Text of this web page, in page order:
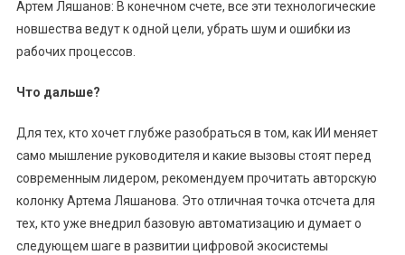
Артем Ляшанов: В конечном счете, все эти технологические
новшества ведут к одной цели, убрать шум и ошибки из
рабочих процессов.
Что дальше?
Для тех, кто хочет глубже разобраться в том, как ИИ меняет
само мышление руководителя и какие вызовы стоят перед
современным лидером, рекомендуем прочитать авторскую
колонку Артема Ляшанова. Это отличная точка отсчета для
тех, кто уже внедрил базовую автоматизацию и думает о
следующем шаге в развитии цифровой экосистемы